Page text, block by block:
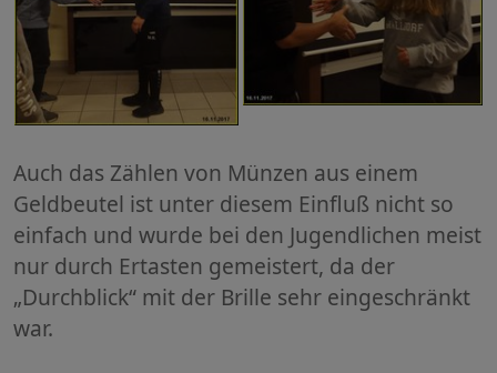
Auch das Zählen von Münzen aus einem
Geldbeutel ist unter diesem Einfluß nicht so
einfach und wurde bei den Jugendlichen meist
nur durch Ertasten gemeistert, da der
„Durchblick“ mit der Brille sehr eingeschränkt
war.